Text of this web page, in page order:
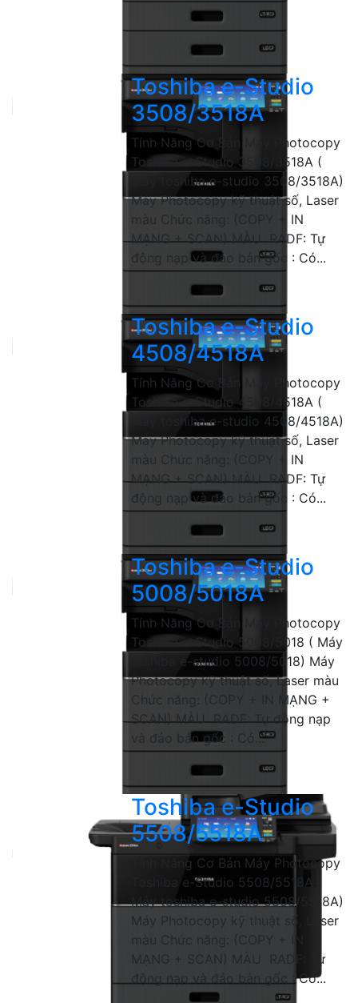
Toshiba e-Studio
3508/3518A
Tính Năng Cơ Bản Máy Photocopy
Toshiba e-Studio 3508/3518A (
Máy toshiba e-studio 3508/3518A)
Máy Photocopy kỹ thuật số, Laser
màu Chức năng: (COPY + IN
MẠNG + SCAN) MÀU RADF: Tự
động nạp và đảo bản gốc : Có...
Toshiba e-Studio
4508/4518A
Tính Năng Cơ Bản Máy Photocopy
Toshiba e-Studio 4508/4518A (
Máy toshiba e-studio 4508/4518A)
Máy Photocopy kỹ thuật số, Laser
màu Chức năng: (COPY + IN
MẠNG + SCAN) MÀU RADF: Tự
động nạp và đảo bản gốc : Có...
Toshiba e-Studio
5008/5018A
Tính Năng Cơ Bản Máy Photocopy
Toshiba e-Studio 5008/5018 ( Máy
toshiba e-studio 5008/5018) Máy
Photocopy kỹ thuật số, Laser màu
Chức năng: (COPY + IN MẠNG +
SCAN) MÀU RADF: Tự động nạp
và đảo bản gốc : Có...
Toshiba e-Studio
5508/5518A
Tính Năng Cơ Bản Máy Photocopy
Toshiba e-Studio 5508/5518A (
Máy toshiba e-studio 5508/5518A)
Máy Photocopy kỹ thuật số, Laser
màu Chức năng: (COPY + IN
MẠNG + SCAN) MÀU RADF: Tự
động nạp và đảo bản gốc : Có...